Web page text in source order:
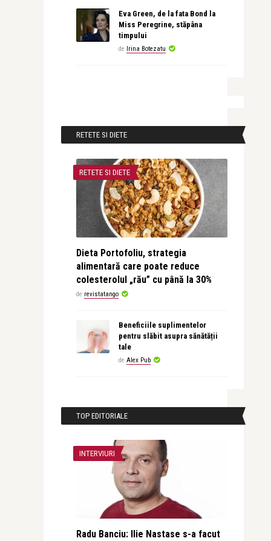
Eva Green, de la fata Bond la
Miss Peregrine, stăpâna
timpului
de Irina Botezatu
RETETE SI DIETE
RETETE SI DIETE
Dieta Portofoliu, strategia
alimentară care poate reduce
colesterolul „rău” cu până la 30%
de revistatango
Beneficiile suplimentelor
pentru slăbit asupra sănătății
tale
de Alex Pub
TOP EDITORIALE
INTERVIURI
Radu Banciu: Ilie Nastase s-a facut